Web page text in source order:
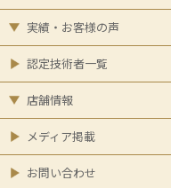
実績・お客様の声
認定技術者一覧
店舗情報
メディア掲載
お問い合わせ